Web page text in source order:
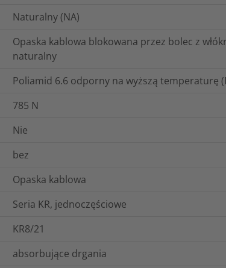
Naturalny (NA)
Opaska kablowa blokowana przez bolec z
naturalny
Poliamid 6.6 odporny na wyższą temperaturę
785 N
Nie
bez
Opaska kablowa
Seria KR, jednoczęściowe
KR8/21
absorbujące drgania